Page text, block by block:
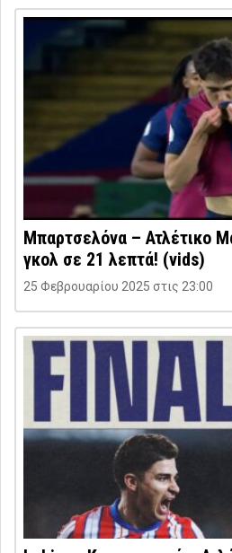
Μπαρτσελόνα – Ατλέτικο
γκολ σε 21 λεπτά! (vids)
25 Φεβρουαρίου 2025 στις 23:00